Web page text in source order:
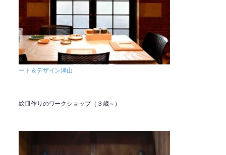
ート＆デザイン津山
絵皿作りのワークショップ（３歳～）